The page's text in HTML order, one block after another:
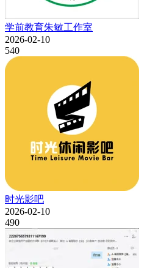
学前教育朱敏工作室
2026-02-10
540
时光影吧
2026-02-10
490